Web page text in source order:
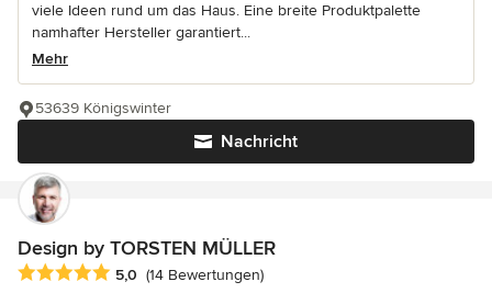
viele Ideen rund um das Haus. Eine breite Produktpalette
namhafter Hersteller garantiert...
Mehr
Nachricht
53639 Königswinter
Design by TORSTEN MÜLLER
Durchschnittliche Bewertung: 5 von 5 Sternen
5,0 (14 Bewertungen)